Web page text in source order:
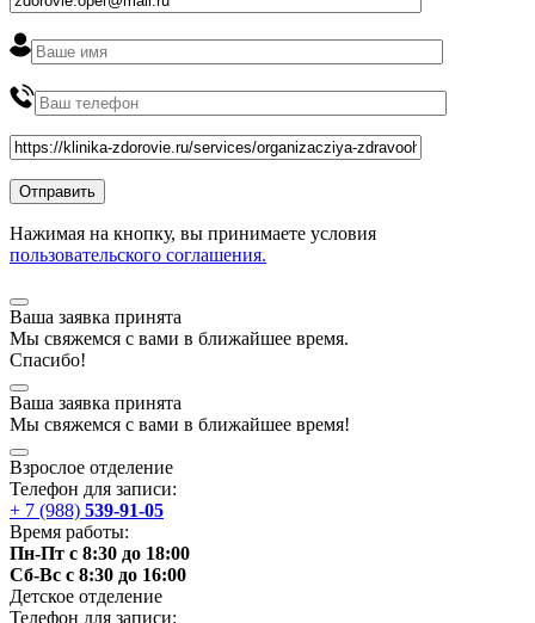
Нажимая на кнопку, вы принимаете условия
пользовательского соглашения.
Ваша заявка принята
Мы свяжемся с вами в ближайшее время.
Спасибо!
Ваша заявка принята
Мы свяжемся с вами в ближайшее время!
Взрослое отделение
Телефон для записи:
+ 7 (988) 539-91-05
Время работы:
Пн-Пт с 8:30 до 18:00
Сб-Вс с 8:30 до 16:00
Детское отделение
Телефон для записи: